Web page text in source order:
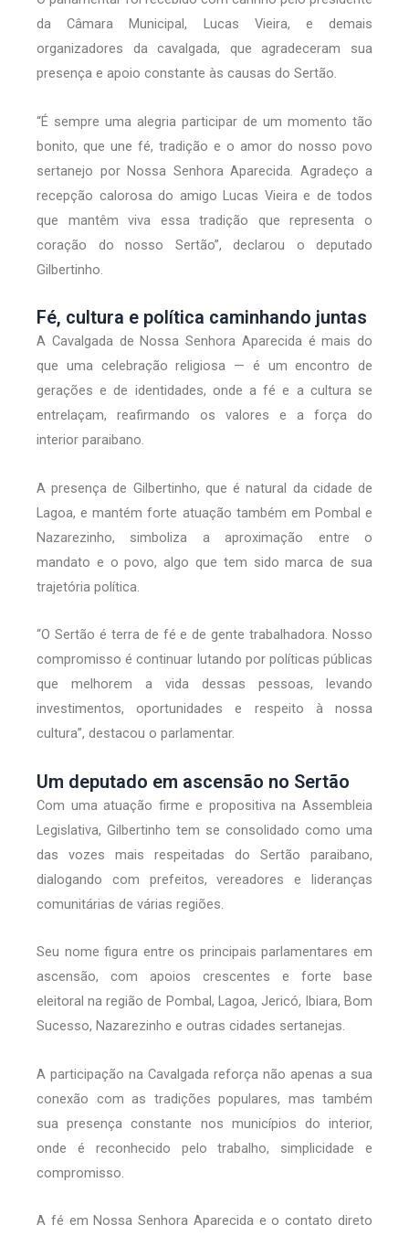
da Câmara Municipal, Lucas Vieira, e demais
organizadores da cavalgada, que agradeceram sua
presença e apoio constante às causas do Sertão.
“É sempre uma alegria participar de um momento tão
bonito, que une fé, tradição e o amor do nosso povo
sertanejo por Nossa Senhora Aparecida. Agradeço a
recepção calorosa do amigo Lucas Vieira e de todos
que mantêm viva essa tradição que representa o
coração do nosso Sertão”, declarou o deputado
Gilbertinho.
Fé, cultura e política caminhando juntas
A Cavalgada de Nossa Senhora Aparecida é mais do
que uma celebração religiosa — é um encontro de
gerações e de identidades, onde a fé e a cultura se
entrelaçam, reafirmando os valores e a força do
interior paraibano.
A presença de Gilbertinho, que é natural da cidade de
Lagoa, e mantém forte atuação também em Pombal e
Nazarezinho, simboliza a aproximação entre o
mandato e o povo, algo que tem sido marca de sua
trajetória política.
“O Sertão é terra de fé e de gente trabalhadora. Nosso
compromisso é continuar lutando por políticas públicas
que melhorem a vida dessas pessoas, levando
investimentos, oportunidades e respeito à nossa
cultura”, destacou o parlamentar.
Um deputado em ascensão no Sertão
Com uma atuação firme e propositiva na Assembleia
Legislativa, Gilbertinho tem se consolidado como uma
das vozes mais respeitadas do Sertão paraibano,
dialogando com prefeitos, vereadores e lideranças
comunitárias de várias regiões.
Seu nome figura entre os principais parlamentares em
ascensão, com apoios crescentes e forte base
eleitoral na região de Pombal, Lagoa, Jericó, Ibiara, Bom
Sucesso, Nazarezinho e outras cidades sertanejas.
A participação na Cavalgada reforça não apenas a sua
conexão com as tradições populares, mas também
sua presença constante nos municípios do interior,
onde é reconhecido pelo trabalho, simplicidade e
compromisso.
A fé em Nossa Senhora Aparecida e o contato direto